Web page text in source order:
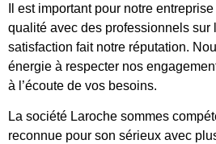
Il est important pour notre
qualité avec des professionnels sur
satisfaction fait notre réputation.
énergie à respecter nos
à l’écoute de vos besoins.
La société Laroche sommes
reconnue pour son sérieux avec